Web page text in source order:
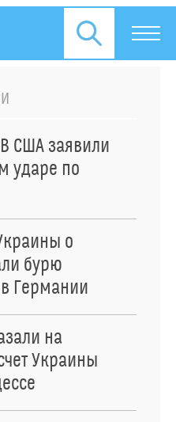
США заявили
ударе по
о
бурю
Германии
на
Украины